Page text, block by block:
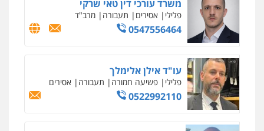
עו"ד נס בן נתן
פלילי כלכלי פשיעה חמורה נוער
0505555110
עו"ד משה פלמור
פלילי כלכלי צווארון לבן עורכי דין לענייני
אסירים
0549732303